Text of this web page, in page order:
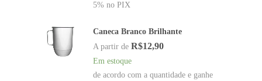
5% no PIX
Caneca Branco Brilhante
A partir de R$12,90
Em estoque
de acordo com a quantidade e ganhe